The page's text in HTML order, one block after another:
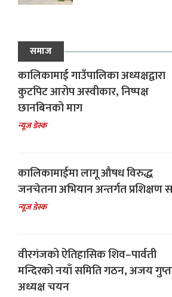
समाज
कालिकामाई गाउँपालिका अध्यक्षद्वारा
कुटपिट आरोप अस्वीकार, निष्पक्ष
छानबिनको माग
न्यूज डेस्क
कालिकामाईमा लागू औषध विरुद्ध
जनचेतना अभियान अन्तर्गत प्रशिक्षण
न्यूज डेस्क
वीरगंजको ऐतिहासिक शिव–पार्वती
मन्दिरको नयाँ समिति गठन, अजय
अध्यक्ष चयन